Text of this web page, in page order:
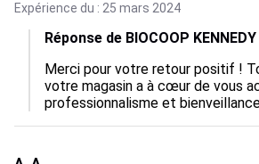
Expérience du : 25 mars 2024
Réponse de BIOCOOP KENNEDY
Merci pour votre retour positif !
votre magasin a à cœur de vous
professionnalisme et